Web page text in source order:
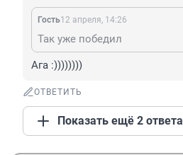
Гость12 апреля, 14:26
Так уже победил
Ага :))))))))
ОТВЕТИТЬ
Показать ещё 2 ответа